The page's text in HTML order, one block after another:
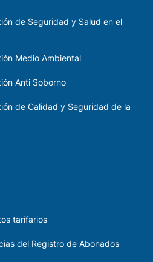
de Seguridad y Salud en el
Medio Ambiental
Anti Soborno
de Calidad y Seguridad de la
tarifarios
del Registro de Abonados